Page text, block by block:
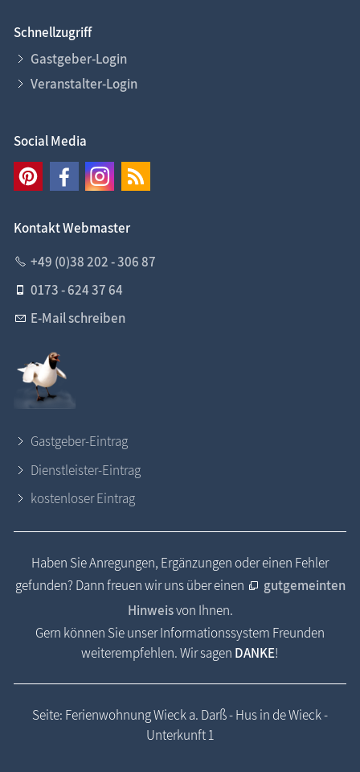
Schnellzugriff
Gastgeber-Login
Veranstalter-Login
Social Media
Kontakt Webmaster
+49 (0)38 202 - 306 87
0173 - 624 37 64
E-Mail schreiben
Gastgeber-Eintrag
Dienstleister-Eintrag
kostenloser Eintrag
Haben Sie Anregungen, Ergänzungen oder einen Fehler
gefunden? Dann freuen wir uns über einen
gutgemeinten
Hinweisvon Ihnen.
Gern können Sie unser Informationssystem Freunden
weiterempfehlen. Wir sagen DANKE!
Seite: Ferienwohnung Wieck a. Darß - Hus in de Wieck -
Unterkunft 1